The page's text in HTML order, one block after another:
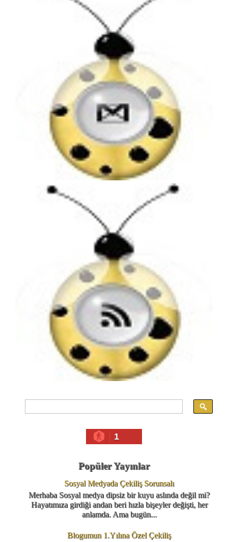
1
Popüler Yayınlar
Sosyal Medyada Çekiliş Sorunsalı
Merhaba Sosyal medya dipsiz bir kuyu aslında değil mi?
Hayatımıza girdiği andan beri hızla bişeyler değişti, her
anlamda. Ama bugün...
Blogumun 1.Yılına Özel Çekiliş